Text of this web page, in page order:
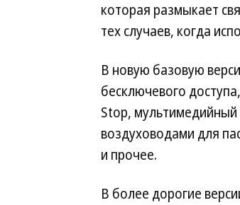
которая размыкает
тех случаев, когда
В новую базовую
бесключевого
Stop, мультимедийный
воздуховодами для
и прочее.
В более дорогие